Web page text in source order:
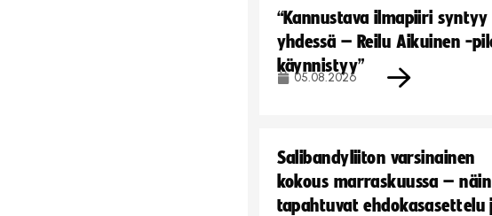
“Kannustava ilmapiiri syntyy
yhdessä – Reilu Aikuinen -
käynnistyy”
05.08.2026
Salibandyliiton varsinainen
kokous marraskuussa – näin
tapahtuvat ehdokasasettelu